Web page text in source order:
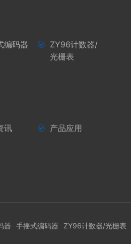
编码器
ZY96计数器/
光栅表
讯
产品应用
器 手摇式编码器 ZY96计数器/光栅表